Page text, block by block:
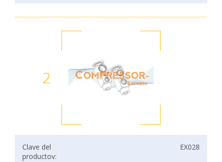
2
Clave del
productov:
EX028